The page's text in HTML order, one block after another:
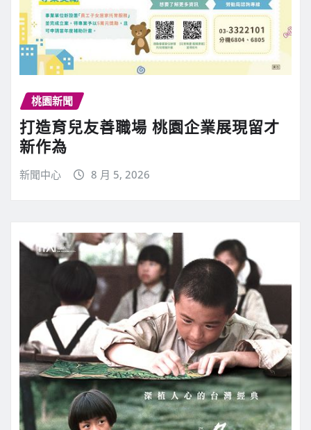
桃園新聞
打造育兒友善職場 桃園企業展現留才
新作為
新聞中心 8 月 5, 2026